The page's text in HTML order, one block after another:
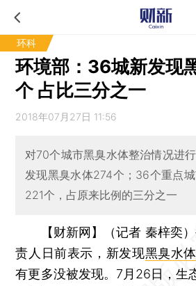
环科
环境部：36城新发现
个 占比三分之一
2018年07月27日 11:56
对70个城市黑臭水体整治情况进
发现黑臭水体274个；36个重点
221个，占原来比例的三分之一
【财新网】（记者 秦梓奕）
责人日前表示，新发现黑臭水体
有更多没被发现。7月26日，生